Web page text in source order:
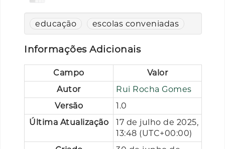
educação escolas conveniadas
Informações Adicionais
Campo
Valor
Autor
Rui Rocha Gomes
Versão
1.0
Última Atualização
17 de julho de 2025,
13:48 (UTC+00:00)